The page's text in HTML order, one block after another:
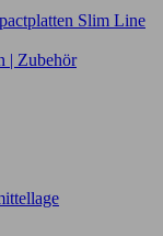
Slim Line
| Zubehör